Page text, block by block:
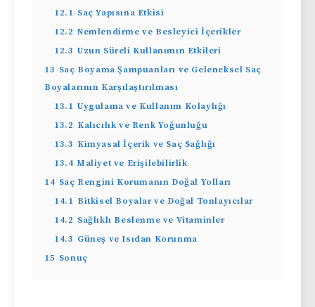
12.1 Saç Yapısına Etkisi
12.2 Nemlendirme ve Besleyici İçerikler
12.3 Uzun Süreli Kullanımın Etkileri
13 Saç Boyama Şampuanları ve Geleneksel Saç
Boyalarının Karşılaştırılması
13.1 Uygulama ve Kullanım Kolaylığı
13.2 Kalıcılık ve Renk Yoğunluğu
13.3 Kimyasal İçerik ve Saç Sağlığı
13.4 Maliyet ve Erişilebilirlik
14 Saç Rengini Korumanın Doğal Yolları
14.1 Bitkisel Boyalar ve Doğal Tonlayıcılar
14.2 Sağlıklı Beslenme ve Vitaminler
14.3 Güneş ve Isıdan Korunma
15 Sonuç